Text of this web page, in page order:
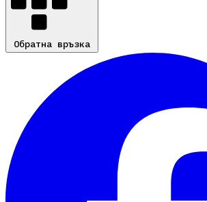
Обратна връзка
Обратна връзка